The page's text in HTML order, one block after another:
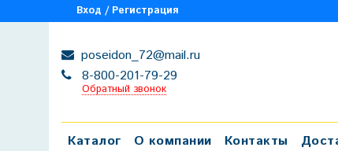
Вход / Регистрация
poseidon_72@mail.ru
8-800-201-79-29
Обратный звонок
Каталог О компании Контакты